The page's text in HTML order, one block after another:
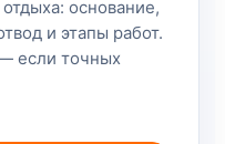
основание,
и этапы работ.
если точных